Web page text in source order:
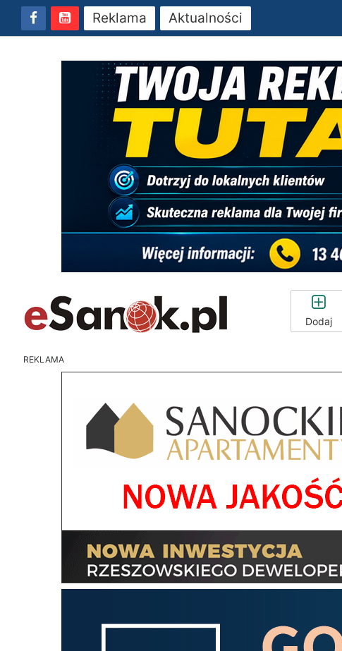
Reklama Aktualności
Dodaj
REKLAMA